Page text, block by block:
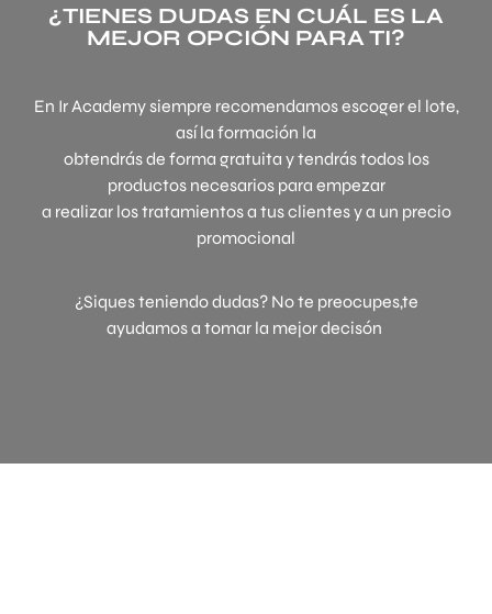
¿TIENES DUDAS EN CUÁL ES LA
MEJOR OPCIÓN PARA TI?
En Ir Academy siempre recomendamos escoger el lote,
así la formación la
obtendrás de forma gratuita y tendrás todos los
productos necesarios para empezar
a realizar los tratamientos a tus clientes y a un precio
promocional
¿Siques teniendo dudas? No te preocupes,te
ayudamos a tomar la mejor decisón